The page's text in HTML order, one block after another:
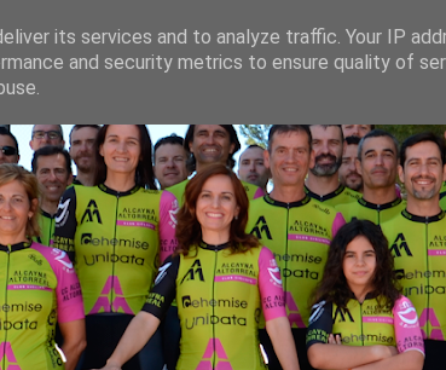
its services and to analyze traffic. Your IP
and security metrics to ensure quality of